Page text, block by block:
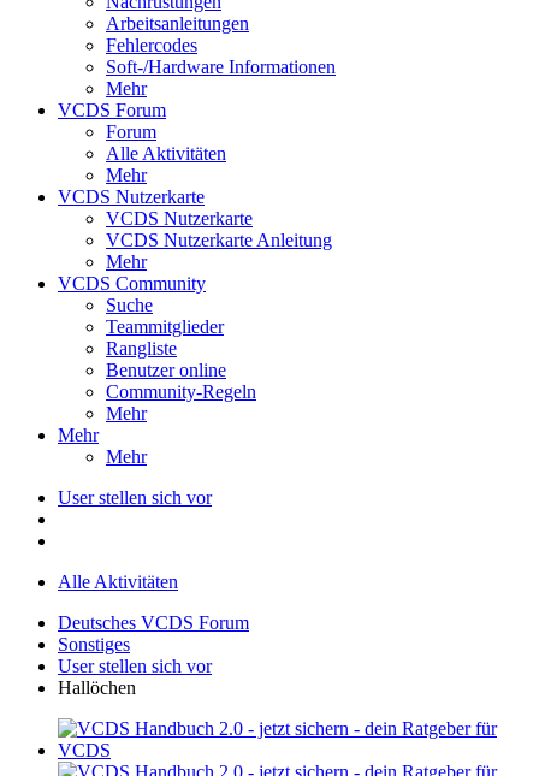
Arbeitsanleitungen
Fehlercodes
Soft-/Hardware Informationen
Mehr
VCDS Forum
Forum
Alle Aktivitäten
Mehr
VCDS Nutzerkarte
VCDS Nutzerkarte
VCDS Nutzerkarte Anleitung
Mehr
VCDS Community
Suche
Teammitglieder
Rangliste
Benutzer online
Community-Regeln
Mehr
Mehr
Mehr
User stellen sich vor
Alle Aktivitäten
Deutsches VCDS Forum
Sonstiges
User stellen sich vor
Hallöchen